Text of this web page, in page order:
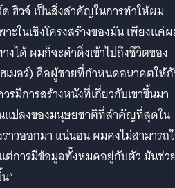
ด ฮิวจ์ เป็นสิ่งสำคัญในการทำให้ผม
ะในเชิงโครงสร้างของมัน เพียงแค่
งได้ ผมก็จะดำดิ่งเข้าไปถึงชีวิตของ
เมอร์) คือผู้ชายที่กำหนดอนาคตให้
รมีการสร้างหนังที่เกี่ยวกับเขาขึ้นมา
แปลงของมนุษยชาติที่สำคัญที่สุดใน
าวออกมา แน่นอน ผมคงไม่สามารถ
ต่การมีข้อมูลทั้งหมดอยู่กับตัว มันช่ว
”